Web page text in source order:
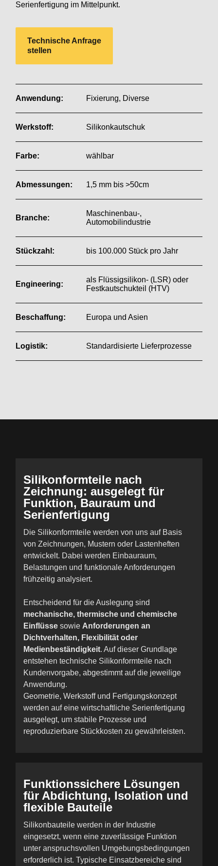
Serienfertigung im Mittelpunkt.
Technische Anfrage
stellen
Anwendung: Fixierung, Diverse
Werkstoff: Silikonkautschuk
Farbe: wählbar
Abmessungen: 1,5 mm bis >50cm
Branche:
Maschinenbau-,
Automobilindustrie
Stückzahl: bis 100.000 Stück pro Jahr
Engineering:
als Flüssigsilikon- (LSR) oder
Festkautschukteil (HTV)
Beschaffung: Europa und Asien
Logistik: Standardisierte Lieferprozesse
Silikonformteile nach
Zeichnung: ausgelegt für
Funktion, Bauraum und
Serienfertigung
Die Silikonformteile werden von uns auf Basis
von Zeichnungen, Mustern oder Lastenheften
entwickelt. Dabei werden Einbauraum,
Belastungen und funktionale Anforderungen
frühzeitig analysiert.
Entscheidend für die Auslegung sind
mechanische, thermische und chemische
Einflüsse sowie Anforderungen an
Dichtverhalten, Flexibilität oder
Medienbeständigkeit. Auf dieser Grundlage
entstehen technische Silikonformteile nach
Kundenvorgabe, abgestimmt auf die jeweilige
Anwendung.
Geometrie, Werkstoff und Fertigungskonzept
werden auf eine wirtschaftliche Serienfertigung
ausgelegt, um stabile Prozesse und
reproduzierbare Stückkosten zu gewährleisten.
Funktionssichere Lösungen
für Abdichtung, Isolation und
flexible Bauteile
Silikonbauteile werden in der Industrie
eingesetzt, wenn eine zuverlässige Funktion
unter anspruchsvollen Umgebungsbedingungen
erforderlich ist. Typische Einsatzbereiche sind